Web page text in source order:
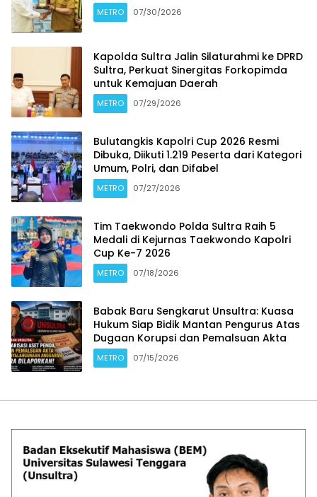
METRO 07/30/2026
Kapolda Sultra Jalin Silaturahmi ke DPRD
Sultra, Perkuat Sinergitas Forkopimda
untuk Kemajuan Daerah
METRO 07/29/2026
Bulutangkis Kapolri Cup 2026 Resmi
Dibuka, Diikuti 1.219 Peserta dari Kategori
Umum, Polri, dan Difabel
METRO 07/27/2026
Tim Taekwondo Polda Sultra Raih 5
Medali di Kejurnas Taekwondo Kapolri
Cup Ke-7 2026
METRO 07/18/2026
Babak Baru Sengkarut Unsultra: Kuasa
Hukum Siap Bidik Mantan Pengurus Atas
Dugaan Korupsi dan Pemalsuan Akta
METRO 07/15/2026